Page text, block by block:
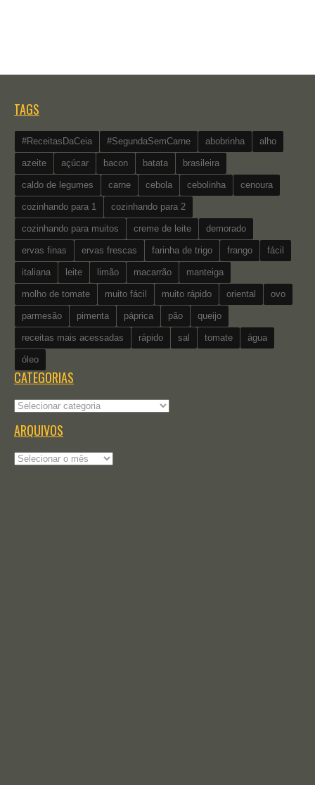
TAGS
#ReceitasDaCeia #SegundaSemCarne abobrinha alho
azeite açúcar bacon batata brasileira
caldo de legumes carne cebola cebolinha cenoura
cozinhando para 1 cozinhando para 2
cozinhando para muitos creme de leite demorado
ervas finas ervas frescas farinha de trigo frango fácil
italiana leite limão macarrão manteiga
molho de tomate muito fácil muito rápido oriental ovo
parmesão pimenta páprica pão queijo
receitas mais acessadas rápido sal tomate água
óleo
CATEGORIAS
Categorias
ARQUIVOS
Arquivos